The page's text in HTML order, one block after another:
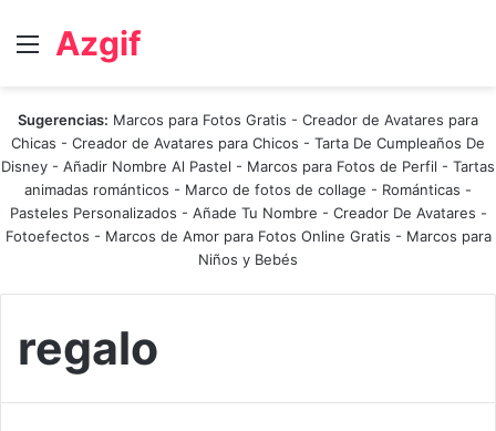
Menú
Azgif
Sugerencias: Marcos para Fotos Gratis - Creador de Avatares para
Chicas - Creador de Avatares para Chicos - Tarta De Cumpleaños De
Disney - Añadir Nombre Al Pastel - Marcos para Fotos de Perfil - Tartas
animadas románticos - Marco de fotos de collage - Románticas -
Pasteles Personalizados - Añade Tu Nombre - Creador De Avatares -
Fotoefectos - Marcos de Amor para Fotos Online Gratis - Marcos para
Niños y Bebés
regalo